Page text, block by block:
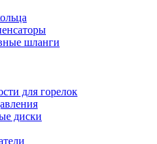
шланги
для горелок
диски